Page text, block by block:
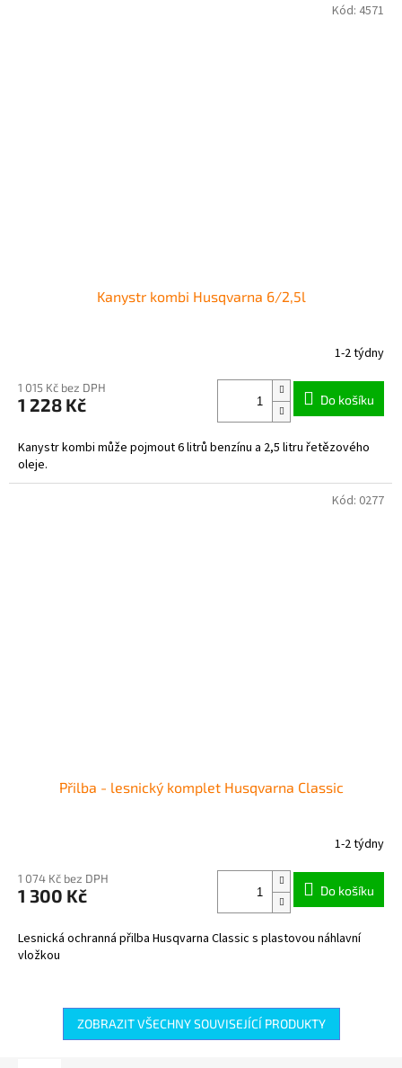
Kanystr kombi Husqvarna 6/2,5l
1-2 týdny
1 015 Kč bez DPH
1 228 Kč Do košíku
Kanystr kombi může pojmout 6 litrů benzínu a 2,5 litru řetězového
oleje.
Kód: 4571
Přilba - lesnický komplet Husqvarna Classic
1-2 týdny
1 074 Kč bez DPH
1 300 Kč Do košíku
Lesnická ochranná přilba Husqvarna Classic s plastovou náhlavní
vložkou
Kód: 0277
ZOBRAZIT VŠECHNY SOUVISEJÍCÍ PRODUKTY